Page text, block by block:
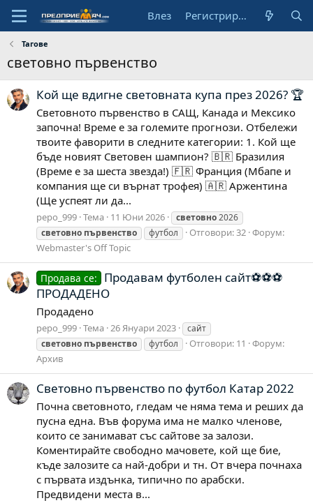
Влез Регистрирай се
Тагове
световно първенство
Кой ще вдигне световната купа през 2026? 🏆
Световното първенство в САЩ, Канада и Мексико
започна! Време е за големите прогнози. Отбележи
твоите фаворити в следните категории: 1. Кой ще
бъде новият Световен шампион? 🇧🇷 Бразилия
(Време е за шеста звезда!) 🇫🇷 Франция (Мбапе и
компания ще си върнат трофея) 🇦🇷 Аржентина
(Ще успеят ли да...
pepo_999 Тема 11 Юни 2026 световно2026
световно първенство футбол Отговори: 32 Форум:
Webmaster's Off Topic
Продава се:
Продавам футболен сайт⚽️⚽️⚽️
ПРОДАДЕНО
Продадено
pepo_999 Тема 26 Януари 2023
сайт
световно първенство футбол Отговори: 11
Форум:
Архив
Световно първенство по футбол Катар 2022
Почна световното, гледам че няма тема и реших да
пусна една. Във форума има не малко членове,
които се занимават със сайтове за залози.
Коментирайте свободно мачовете, кой ще бие,
къде залозите са най-добри и тн. От вчера почнаха
с първата издънка, типично по арабски.
Предвидени места в...